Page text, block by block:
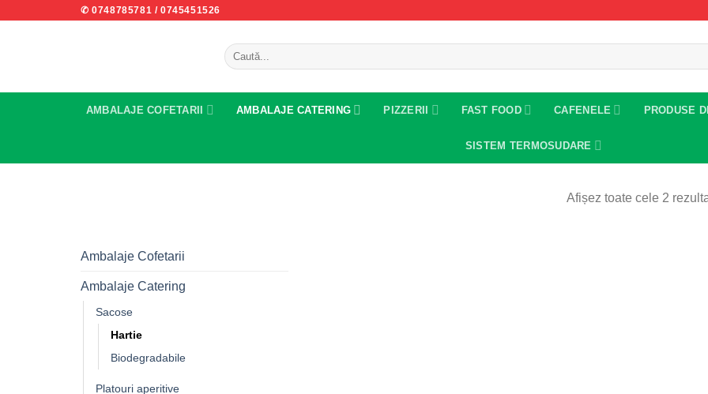
✆ 0748785781 /0745451526
Caută
după:
AMBALAJE COFETARII AMBALAJE CATERING PIZZERII FAST FOOD CAFENELE PRODUSE
SISTEM TERMOSUDARE
Afișez toate cele 2
Ambalaje Cofetarii
Ambalaje Catering
Sacose
Hartie
Biodegradabile
Platouri aperitive